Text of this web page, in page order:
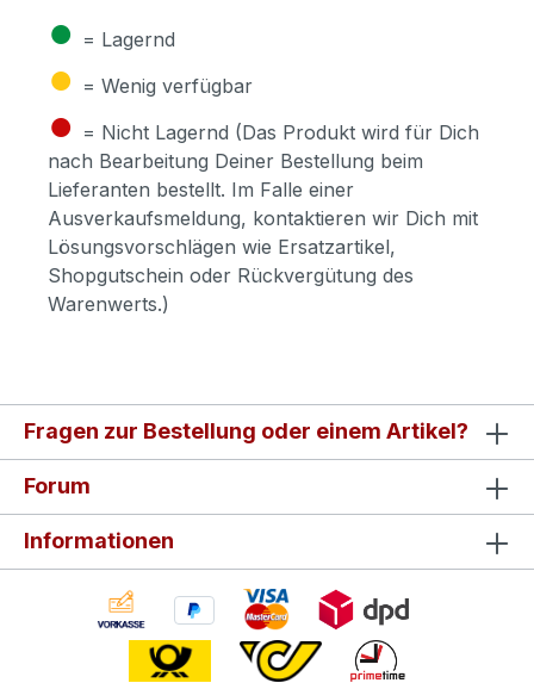
● = Lagernd
● = Wenig verfügbar
● = Nicht Lagernd (Das Produkt wird für Dich
nach Bearbeitung Deiner Bestellung beim
Lieferanten bestellt. Im Falle einer
Ausverkaufsmeldung, kontaktieren wir Dich mit
Lösungsvorschlägen wie Ersatzartikel,
Shopgutschein oder Rückvergütung des
Warenwerts.)
Fragen zur Bestellung oder einem Artikel?
Forum
Informationen